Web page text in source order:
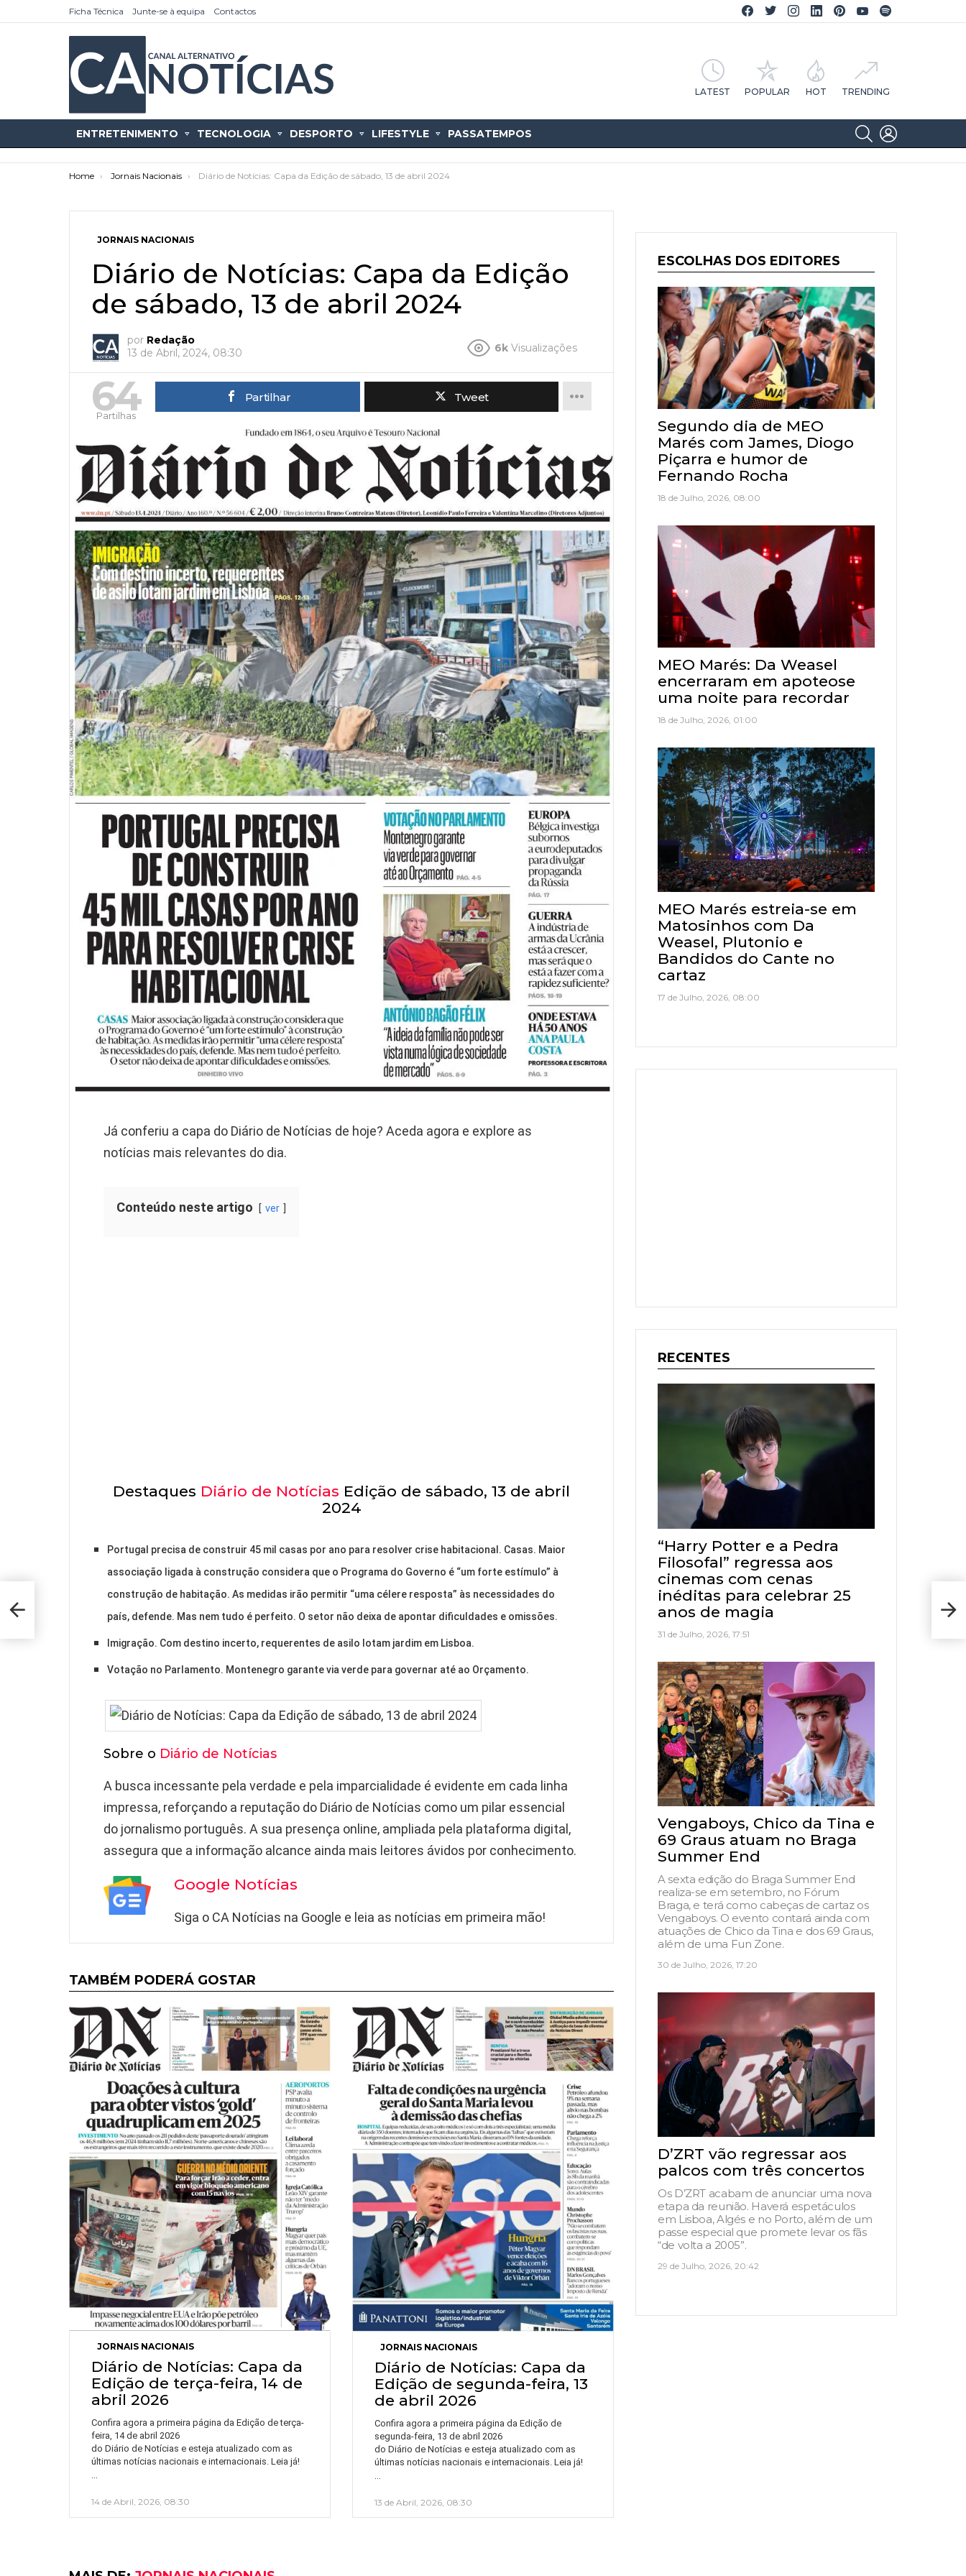
Ficha Técnica Junte-se à equipa Contactos
Facebook CA Notícias
Twitter CA Notícias
Instagram CA Notícias
Linkedin CA Notícias
Pinterest CA Notícias
YouTube CA Notícias
LATEST POPULAR HOT TRENDING
ENTRETENIMENTO TECNOLOGIA DESPORTO LIFESTYLE PASSATEMPOS
SEARCH
You are here:
Home Jornais Nacionais Diário de Notícias: Capa da Edição de sábado, 13 de abril 2024
JORNAIS NACIONAIS
Diário de Notícias: Capa da Edição
de sábado, 13 de abril 2024
por Redação
13 de Abril, 2024, 08:30
6k Visualizações
64
Partilhas
Partilhar Tweet
Já conferiu a capa do Diário de Notícias de hoje? Aceda agora e explore as
notícias mais relevantes do dia.
Conteúdo neste artigo ver
Destaques Diário de Notícias Edição de sábado, 13 de abril
2024
Portugal precisa de construir 45 mil casas por ano para resolver crise habitacional. Casas. Maior
associação ligada à construção considera que o Programa do Governo é “um forte estímulo” à
construção de habitação. As medidas irão permitir “uma célere resposta” às necessidades do
país, defende. Mas nem tudo é perfeito. O setor não deixa de apontar dificuldades e omissões.
Imigração. Com destino incerto, requerentes de asilo lotam jardim em Lisboa.
Votação no Parlamento. Montenegro garante via verde para governar até ao Orçamento.
Sobre o Diário de Notícias
A busca incessante pela verdade e pela imparcialidade é evidente em cada linha
impressa, reforçando a reputação do Diário de Notícias como um pilar essencial
do jornalismo português. A sua presença online, ampliada pela plataforma digital,
assegura que a informação alcance ainda mais leitores ávidos por conhecimento.
Google Notícias
Siga o CA Notícias na Google e leia as notícias em primeira mão!
TAMBÉM PODERÁ GOSTAR
JORNAIS NACIONAIS
Diário de Notícias: Capa da
Edição de terça-feira, 14 de
abril 2026
Confira agora a primeira página da Edição de terça-
feira, 14 de abril 2026
do Diário de Notícias e esteja atualizado com as
últimas notícias nacionais e internacionais. Leia já!
…
14 de Abril, 2026, 08:30
JORNAIS NACIONAIS
Diário de Notícias: Capa da
Edição de segunda-feira, 13
de abril 2026
Confira agora a primeira página da Edição de
segunda-feira, 13 de abril 2026
do Diário de Notícias e esteja atualizado com as
últimas notícias nacionais e internacionais. Leia já!
13 de Abril, 2026, 08:30
|
ESCOLHAS DOS EDITORES
Segundo dia de MEO
Marés com James, Diogo
Piçarra e humor de
Fernando Rocha
18 de Julho, 2026, 08:00
MEO Marés: Da Weasel
encerraram em apoteose
uma noite para recordar
18 de Julho, 2026, 01:00
MEO Marés estreia-se em
Matosinhos com Da
Weasel, Plutonio e
Bandidos do Cante no
cartaz
17 de Julho, 2026, 08:00
RECENTES
“Harry Potter e a Pedra
Filosofal” regressa aos
cinemas com cenas
inéditas para celebrar 25
anos de magia
31 de Julho, 2026, 17:51
Vengaboys, Chico da Tina e
69 Graus atuam no Braga
Summer End
A sexta edição do Braga Summer End
realiza-se em setembro, no Fórum
Braga, e terá como cabeças de cartaz os
Vengaboys. O evento contará ainda com
atuações de Chico da Tina e dos 69 Graus,
além de uma Fun Zone.
30 de Julho, 2026, 17:20
D’ZRT vão regressar aos
palcos com três concertos
Os D’ZRT acabam de anunciar uma nova
etapa da reunião. Haverá espetáculos
em Lisboa, Algés e no Porto, além de um
passe especial que promete levar os fãs
“de volta a 2005”.
29 de Julho, 2026, 20:42